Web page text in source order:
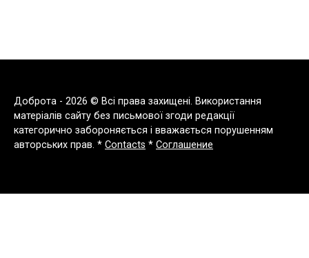
Доброта - 2026 © Всі права захищені. Використання
матеріалів сайту без письмової згоди редакції
категорично забороняється і вважається порушенням
авторських прав. * Contacts * Соглашение